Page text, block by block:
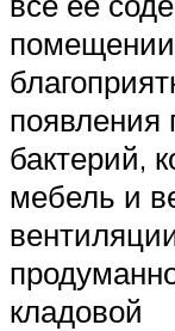
помещении
появления
бактерий,
мебель и
кладовой